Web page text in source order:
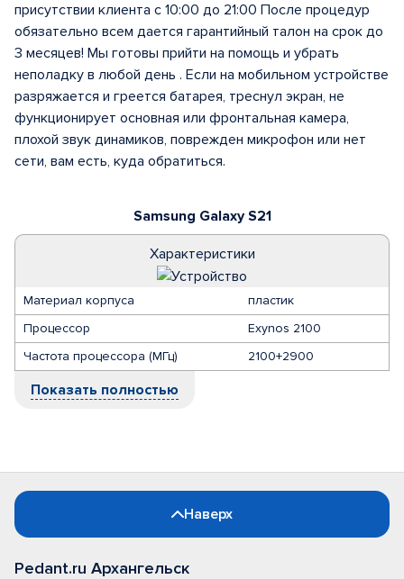
Samsung Galaxy S21
Характеристики
Материал корпуса
пластик
Процессор
Exynos 2100
Частота процессора (МГц)
2100+2900
Показать полностью
присутствии клиента с 10:00 до 21:00 После процедур
обязательно всем дается гарантийный талон на срок до
3 месяцев! Мы готовы прийти на помощь и убрать
неполадку в любой день . Если на мобильном устройстве
разряжается и греется батарея, треснул экран, не
функционирует основная или фронтальная камера,
плохой звук динамиков, поврежден микрофон или нет
сети, вам есть, куда обратиться.
Наверх
Pedant.ru Архангельск